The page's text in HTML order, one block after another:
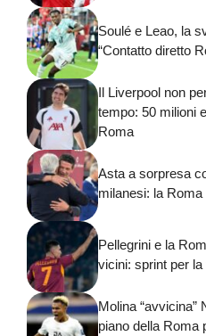
Soulé e Leao, la
“Contatto diretto
Il Liverpool non
tempo: 50 milioni
Roma
Asta a sorpresa
milanesi: la Roma
Pellegrini e la
vicini: sprint per la
Molina “avvicina”
piano della Roma